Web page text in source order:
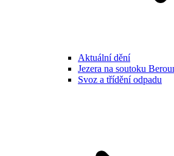
Aktuální dění
Jezera na soutoku
Svoz a třídění odpadu